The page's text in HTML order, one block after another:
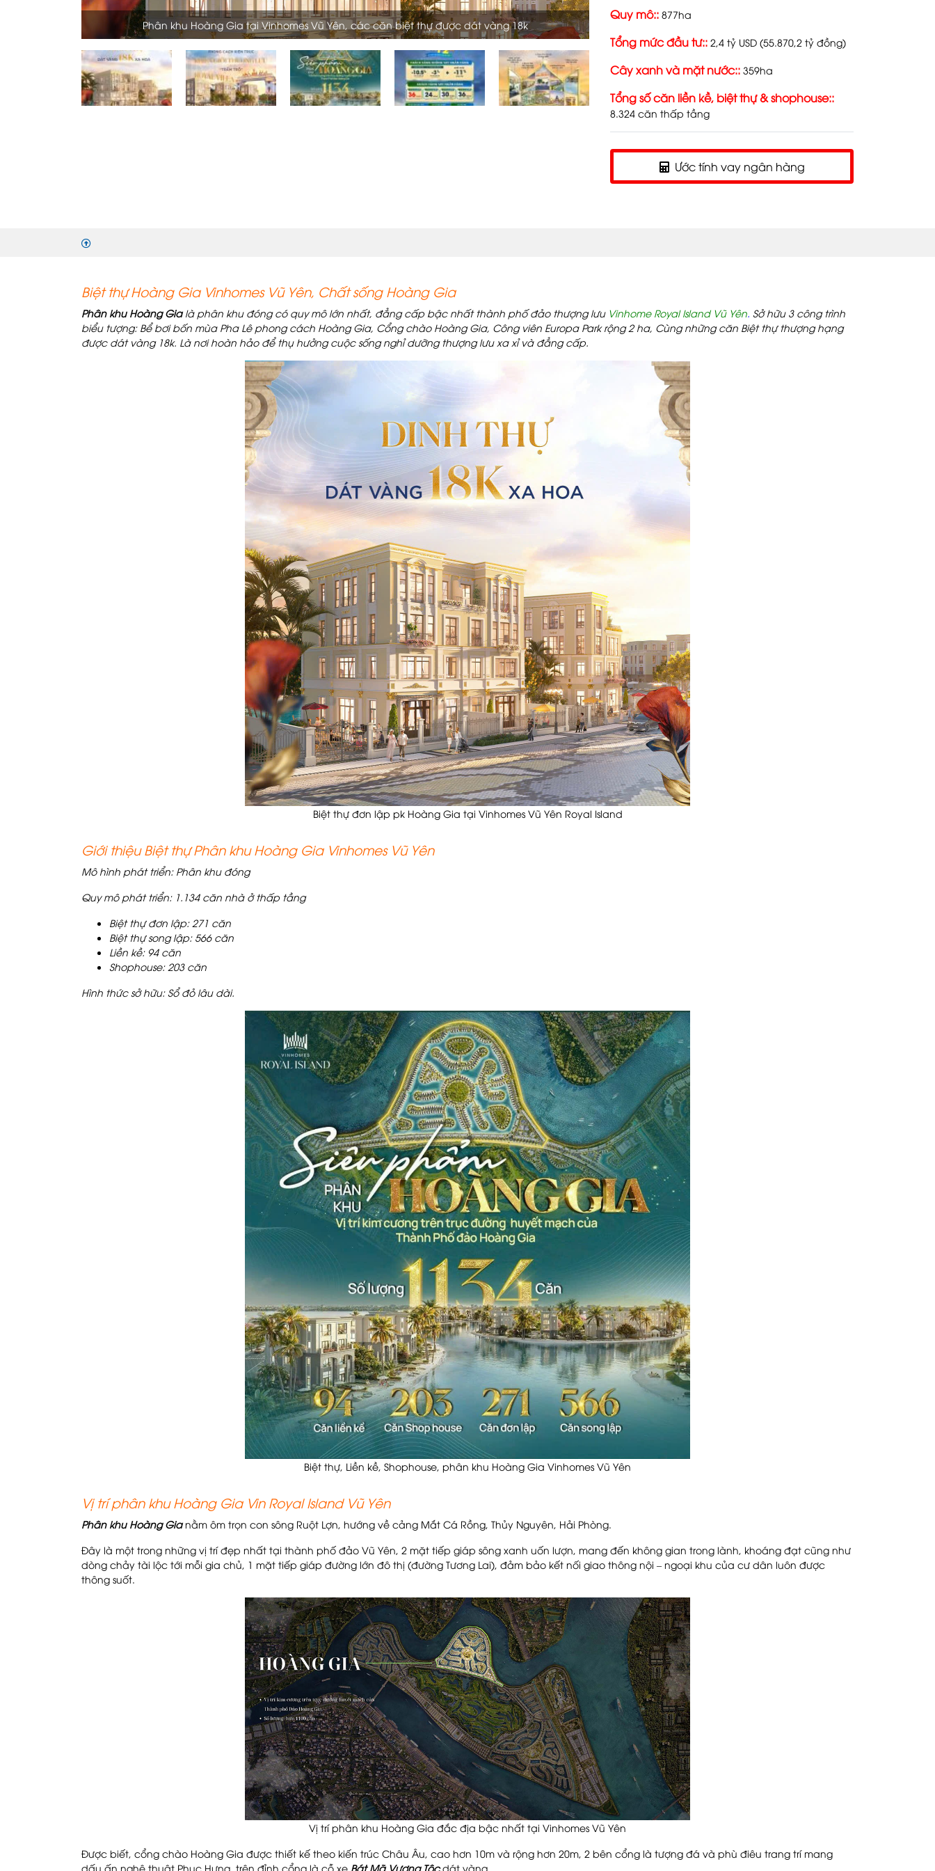
Phân khu Hoàng Gia tại Vinhomes Vũ Yên, các căn biệt thự được dát vàng 18k
Quy mô:: 877ha
Tổng mức đầu tư:: 2,4 tỷ USD (55.870,2 tỷ đồng)
Cây xanh và mặt nước:: 359ha
Tổng số căn liền kề, biệt thự & shophouse::
8.324 căn thấp tầng
Ước tính vay ngân hàng
Biệt thự Hoàng Gia Vinhomes Vũ Yên, Chất sống Hoàng Gia
Phân khu Hoàng Gialà phân khu đóng có quy mô lớn nhất, đẳng cấp bậc nhất thành phố đảo thượng lưu Vinhome Royal Island Vũ Yên. Sở hữu 3 công trình
biểu tượng: Bể bơi bốn mùa Pha Lê phong cách Hoàng Gia, Cổng chào Hoàng Gia, Công viên Europa Park rộng 2 ha, Cùng những căn Biệt thự thượng hạng
được dát vàng 18k. Là nơi hoàn hảo để thụ hưởng cuộc sống nghỉ dưỡng thượng lưu xa xỉ và đẳng cấp.
Biệt thự đơn lập pk Hoàng Gia tại Vinhomes Vũ Yên Royal Island
Giới thiệu Biệt thự Phân khu Hoàng Gia Vinhomes Vũ Yên
Mô hình phát triển: Phân khu đóng
Quy mô phát triển: 1.134 căn nhà ở thấp tầng
Biệt thự đơn lập: 271 căn
Biệt thự song lập: 566 căn
Liền kề: 94 căn
Shophouse: 203 căn
Hình thức sở hữu: Sổ đỏ lâu dài.
Biệt thự, Liền kề, Shophouse, phân khu Hoàng Gia Vinhomes Vũ Yên
Vị trí phân khu Hoàng Gia Vin Royal Island Vũ Yên
Phân khu Hoàng Gianằm ôm trọn con sông Ruột Lợn, hướng về cảng Mắt Cá Rồng, Thủy Nguyên, Hải Phòng.
Đây là một trong những vị trí đẹp nhất tại thành phố đảo Vũ Yên, 2 mặt tiếp giáp sông xanh uốn lượn, mang đến không gian trong lành, khoáng đạt cũng như
dòng chảy tài lộc tới mỗi gia chủ, 1 mặt tiếp giáp đường lớn đô thị (đường Tương Lai), đảm bảo kết nối giao thông nội – ngoại khu của cư dân luôn được
thông suốt.
Vị trí phân khu Hoàng Gia đắc địa bậc nhất tại Vinhomes Vũ Yên
Được biết, cổng chào Hoàng Gia được thiết kế theo kiến trúc Châu Âu, cao hơn 10m và rộng hơn 20m, 2 bên cổng là tượng đá và phù điêu trang trí mang
dấu ấn nghệ thuật Phục Hưng, trên đỉnh cổng là cỗ xe Bát Mã Vương Tộcdát vàng.